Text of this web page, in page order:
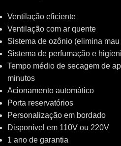
Ventilação eficiente
Ventilação com ar quente
Sistema de ozônio (elimina
Sistema de perfumação e
Tempo médio de secagem de
minutos
Acionamento automático
Porta reservatórios
Personalização em bordado
Disponível em 110V ou 220V
1 ano de garantia